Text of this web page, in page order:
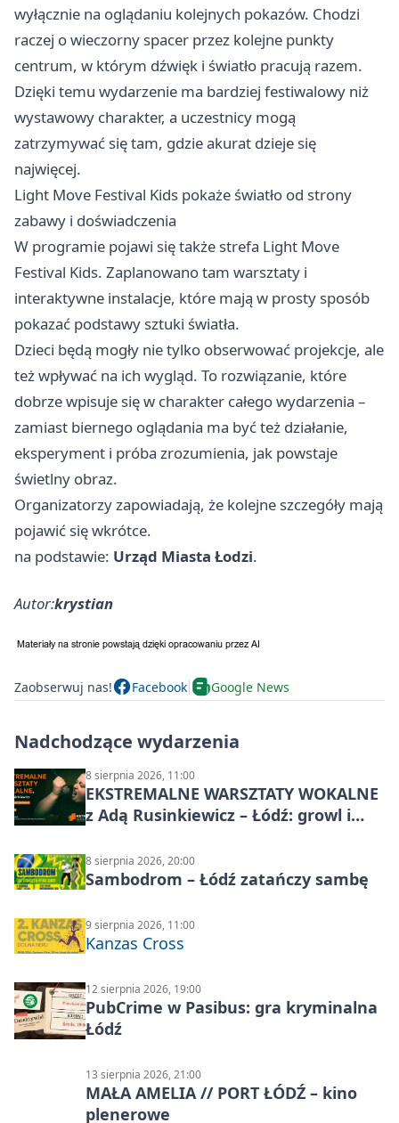
wyłącznie na oglądaniu kolejnych pokazów. Chodzi
raczej o wieczorny spacer przez kolejne punkty
centrum, w którym dźwięk i światło pracują razem.
Dzięki temu wydarzenie ma bardziej festiwalowy niż
wystawowy charakter, a uczestnicy mogą
zatrzymywać się tam, gdzie akurat dzieje się
najwięcej.
Light Move Festival Kids pokaże światło od strony
zabawy i doświadczenia
W programie pojawi się także strefa Light Move
Festival Kids. Zaplanowano tam warsztaty i
interaktywne instalacje, które mają w prosty sposób
pokazać podstawy sztuki światła.
Dzieci będą mogły nie tylko obserwować projekcje, ale
też wpływać na ich wygląd. To rozwiązanie, które
dobrze wpisuje się w charakter całego wydarzenia –
zamiast biernego oglądania ma być też działanie,
eksperyment i próba zrozumienia, jak powstaje
świetlny obraz.
Organizatorzy zapowiadają, że kolejne szczegóły mają
pojawić się wkrótce.
na podstawie: Urząd Miasta Łodzi.
Autor:krystian
Zaobserwuj nas! Facebook Google News
Nadchodzące wydarzenia
8 sierpnia 2026, 11:00
EKSTREMALNE WARSZTATY WOKALNE
z Adą Rusinkiewicz – Łódź: growl i
8 sierpnia 2026, 20:00
Sambodrom – Łódź zatańczy sambę
9 sierpnia 2026, 11:00
Kanzas Cross
12 sierpnia 2026, 19:00
PubCrime w Pasibus: gra kryminalna
Łódź
13 sierpnia 2026, 21:00
MAŁA AMELIA // PORT ŁÓDŹ – kino
plenerowe